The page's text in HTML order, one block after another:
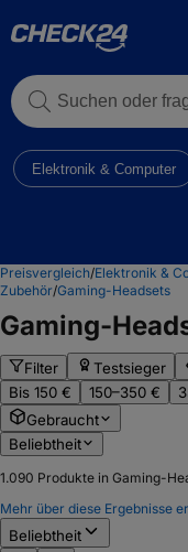
Suchen oder
Elektronik & Computer
Preisvergleich/Elektronik &
Zubehör/Gaming-Headsets
Gaming-
Filter Testsieger
Bis 150 €
150–350 €
Gebraucht
Beliebtheit
1.090 Produkte in Gaming-
Mehr über diese Ergebnisse
Beliebtheit